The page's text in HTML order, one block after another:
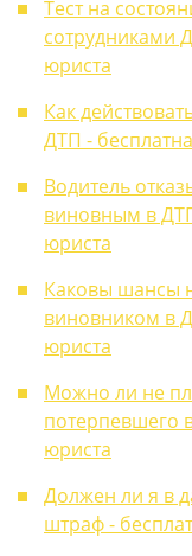
Тест на
сотрудниками
юриста
Как
ДТП -
Водитель
виновным в
юриста
Каковы шансы
виновником в
юриста
Можно ли не
потерпевшего
юриста
Должен ли я в
штраф -